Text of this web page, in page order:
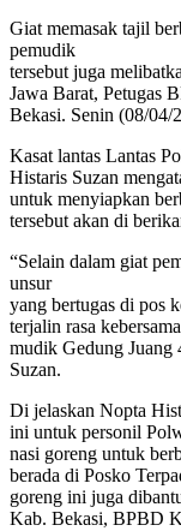
Giat memasak tajil
pemudik
tersebut juga
Jawa Barat, Petugas
Bekasi. Senin (08/04/
Kasat lantas Lantas
Histaris Suzan
untuk menyiapkan
tersebut akan di
“Selain dalam giat
unsur
yang bertugas di pos
terjalin rasa
mudik Gedung Juang
Suzan.
Di jelaskan Nopta
ini untuk personil
nasi goreng untuk
berada di Posko
goreng ini juga
Kab. Bekasi, BPBD